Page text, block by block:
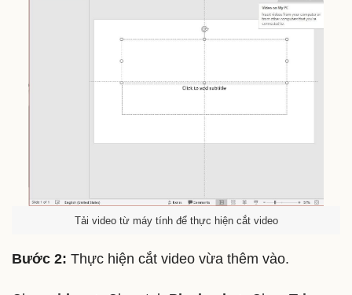
Tải video từ máy tính để thực hiện cắt video
Bước 2: Thực hiện cắt video vừa thêm vào.